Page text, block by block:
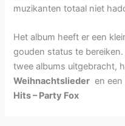
muzikanten totaal niet
Het album heeft er een
gouden status te
twee albums uitgebracht,
Weihnachtslieder en een
Hits – Party Fox